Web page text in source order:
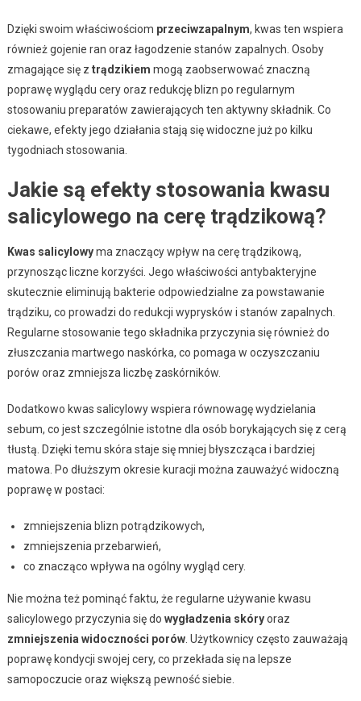
Dzięki swoim właściwościom przeciwzapalnym, kwas ten wspiera
również gojenie ran oraz łagodzenie stanów zapalnych. Osoby
zmagające się z trądzikiem mogą zaobserwować znaczną
poprawę wyglądu cery oraz redukcję blizn po regularnym
stosowaniu preparatów zawierających ten aktywny składnik. Co
ciekawe, efekty jego działania stają się widoczne już po kilku
tygodniach stosowania.
Jakie są efekty stosowania kwasu
salicylowego na cerę trądzikową?
Kwas salicylowyma znaczący wpływ na cerę trądzikową,
przynosząc liczne korzyści. Jego właściwości antybakteryjne
skutecznie eliminują bakterie odpowiedzialne za powstawanie
trądziku, co prowadzi do redukcji wyprysków i stanów zapalnych.
Regularne stosowanie tego składnika przyczynia się również do
złuszczania martwego naskórka, co pomaga w oczyszczaniu
porów oraz zmniejsza liczbę zaskórników.
Dodatkowo kwas salicylowy wspiera równowagę wydzielania
sebum, co jest szczególnie istotne dla osób borykających się z cerą
tłustą. Dzięki temu skóra staje się mniej błyszcząca i bardziej
matowa. Po dłuższym okresie kuracji można zauważyć widoczną
poprawę w postaci:
zmniejszenia blizn potrądzikowych,
zmniejszenia przebarwień,
co znacząco wpływa na ogólny wygląd cery.
Nie można też pominąć faktu, że regularne używanie kwasu
salicylowego przyczynia się do wygładzenia skóryoraz
zmniejszenia widoczności porów. Użytkownicy często zauważają
poprawę kondycji swojej cery, co przekłada się na lepsze
samopoczucie oraz większą pewność siebie.